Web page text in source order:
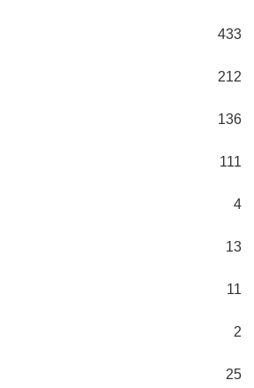
433
212
136
111
4
13
11
2
25